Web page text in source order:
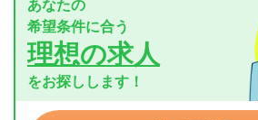
あなたの
希望条件に合う
理想の求人
をお探しします！